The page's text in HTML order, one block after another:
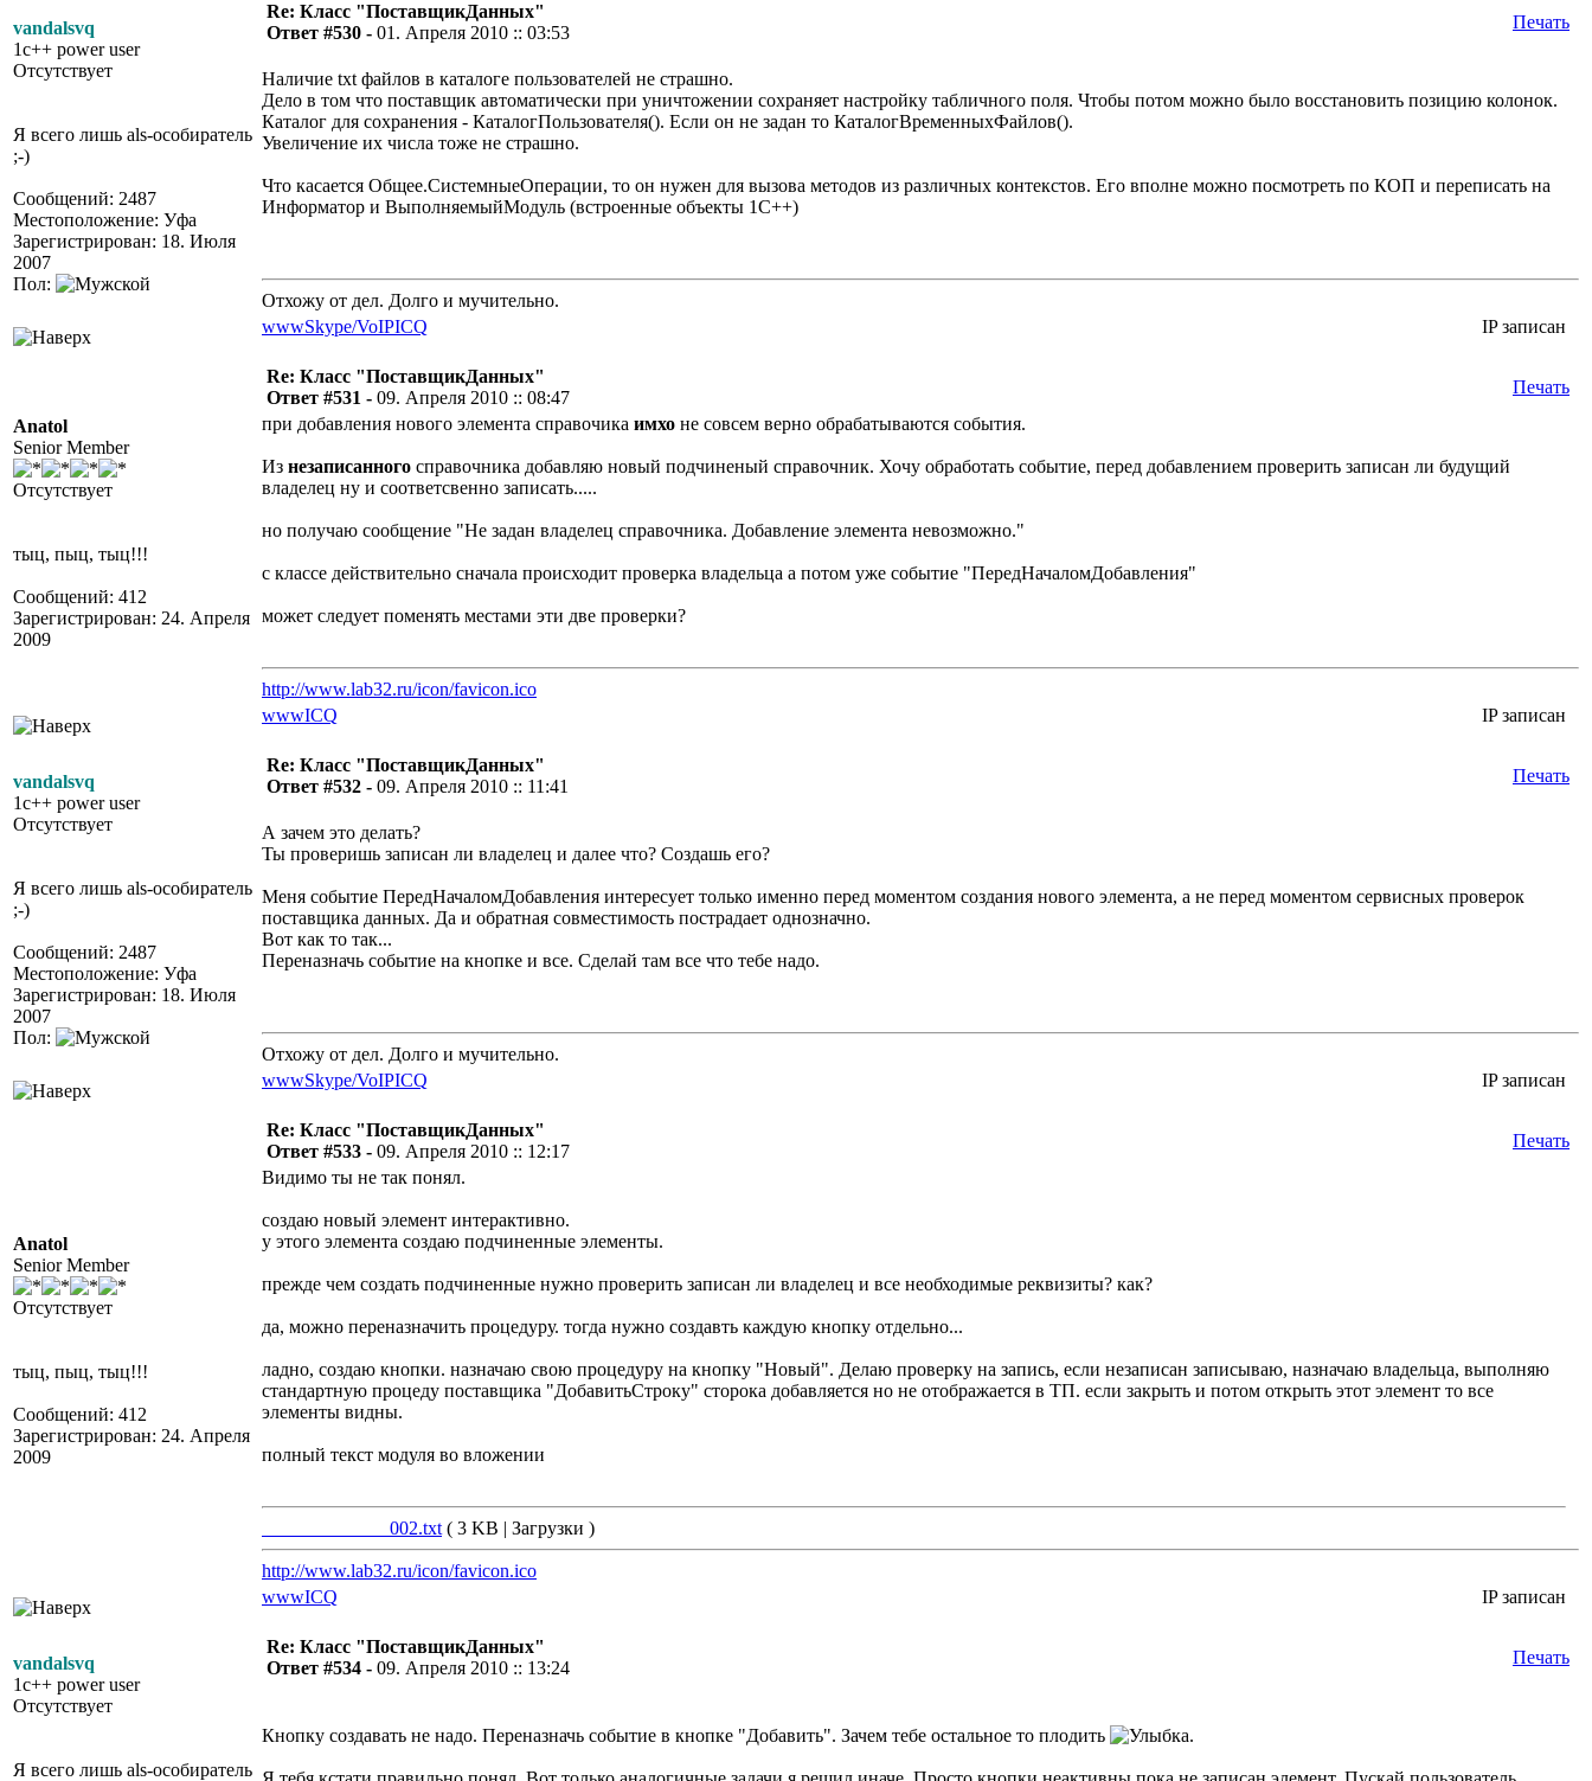
vandalsvq
1c++ power user
Отсутствует
Я всего лишь als-особиратель
;-)
Сообщений: 2487
Местоположение: Уфа
Зарегистрирован: 18. Июля
2007
Пол:
Re: Класс "ПоставщикДанных"
Ответ #530 - 01. Апреля 2010 :: 03:53
Печать
Наличие txt файлов в каталоге пользователей не страшно.
Дело в том что поставщик автоматически при уничтожении сохраняет настройку табличного поля. Чтобы потом можно было восстановить позицию колонок.
Каталог для сохранения - КаталогПользователя(). Если он не задан то КаталогВременныхФайлов().
Увеличение их числа тоже не страшно.
Что касается Общее.СистемныеОперации, то он нужен для вызова методов из различных контекстов. Его вполне можно посмотреть по КОП и переписать на
Информатор и ВыполняемыйМодуль (встроенные объекты 1С++)
Отхожу от дел. Долго и мучительно.
wwwSkype/VoIPICQ IP записан
Anatol
Senior Member
Отсутствует
тыц, пыц, тыц!!!
Сообщений: 412
Зарегистрирован: 24. Апреля
2009
Re: Класс "ПоставщикДанных"
Ответ #531 - 09. Апреля 2010 :: 08:47
Печать
при добавления нового элемента справочика имхо не совсем верно обрабатываются события.
Из незаписанного справочника добавляю новый подчиненый справочник. Хочу обработать событие, перед добавлением проверить записан ли будущий
владелец ну и соответсвенно записать.....
но получаю сообщение "Не задан владелец справочника. Добавление элемента невозможно."
с классе действительно сначала происходит проверка владельца а потом уже событие "ПередНачаломДобавления"
может следует поменять местами эти две проверки?
http://www.lab32.ru/icon/favicon.ico
wwwICQ IP записан
vandalsvq
1c++ power user
Отсутствует
Я всего лишь als-особиратель
;-)
Сообщений: 2487
Местоположение: Уфа
Зарегистрирован: 18. Июля
2007
Пол:
Re: Класс "ПоставщикДанных"
Ответ #532 - 09. Апреля 2010 :: 11:41
Печать
А зачем это делать?
Ты проверишь записан ли владелец и далее что? Создашь его?
Меня событие ПередНачаломДобавления интересует только именно перед моментом создания нового элемента, а не перед моментом сервисных проверок
поставщика данных. Да и обратная совместимость пострадает однозначно.
Вот как то так...
Переназначь событие на кнопке и все. Сделай там все что тебе надо.
Отхожу от дел. Долго и мучительно.
wwwSkype/VoIPICQ IP записан
Anatol
Senior Member
Отсутствует
тыц, пыц, тыц!!!
Сообщений: 412
Зарегистрирован: 24. Апреля
2009
Re: Класс "ПоставщикДанных"
Ответ #533 - 09. Апреля 2010 :: 12:17
Печать
Видимо ты не так понял.
создаю новый элемент интерактивно.
у этого элемента создаю подчиненные элементы.
прежде чем создать подчиненные нужно проверить записан ли владелец и все необходимые реквизиты? как?
да, можно переназначить процедуру. тогда нужно создавть каждую кнопку отдельно...
ладно, создаю кнопки. назначаю свою процедуру на кнопку "Новый". Делаю проверку на запись, если незаписан записываю, назначаю владельца, выполняю
стандартную процеду поставщика "ДобавитьСтроку" сторока добавляется но не отображается в ТП. если закрыть и потом открыть этот элемент то все
элементы видны.
полный текст модуля во вложении
_____________002.txt ( 3 KB | Загрузки )
http://www.lab32.ru/icon/favicon.ico
wwwICQ IP записан
vandalsvq
1c++ power user
Отсутствует
Я всего лишь als-особиратель
Re: Класс "ПоставщикДанных"
Ответ #534 - 09. Апреля 2010 :: 13:24
Печать
Кнопку создавать не надо. Переназначь событие в кнопке "Добавить". Зачем тебе остальное то плодить .